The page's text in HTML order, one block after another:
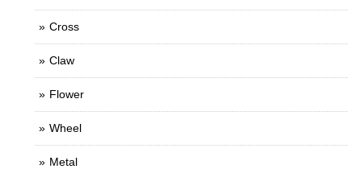
Cross
Claw
Flower
Wheel
Metal